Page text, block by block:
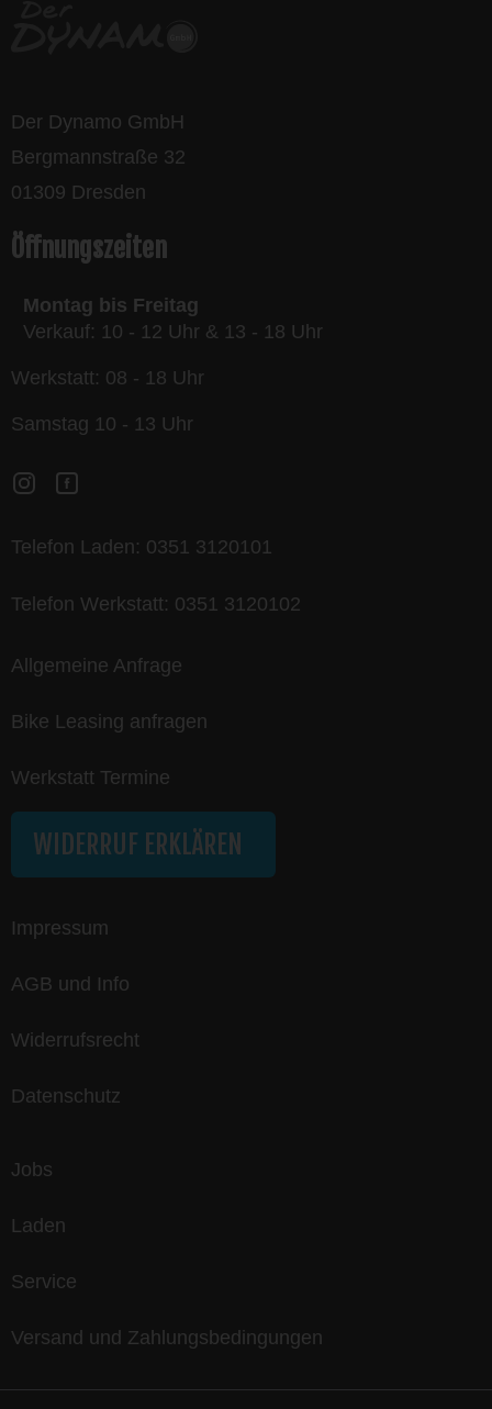
Der Dynamo GmbH
Bergmannstraße 32
01309 Dresden
Öffnungszeiten
Montag bis Freitag
Verkauf: 10 - 12 Uhr & 13 - 18 Uhr
Werkstatt: 08 - 18 Uhr
Samstag 10 - 13 Uhr
Telefon Laden: 0351 3120101
Telefon Werkstatt: 0351 3120102
Allgemeine Anfrage
Bike Leasing anfragen
Werkstatt Termine
WIDERRUF ERKLÄREN
Impressum
AGB und Info
Widerrufsrecht
Datenschutz
Jobs
Laden
Service
Versand und Zahlungsbedingungen